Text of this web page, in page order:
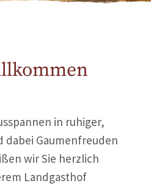
in ruhiger,
dabei Gaumenfreuden
wir Sie herzlich
Landgasthof